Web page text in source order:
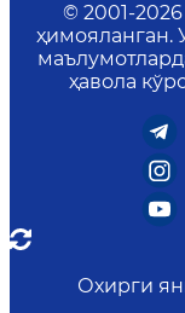
© 2001-2026
ҳимояланган.
ҳавола
Охирги